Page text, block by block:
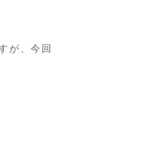
が、今回